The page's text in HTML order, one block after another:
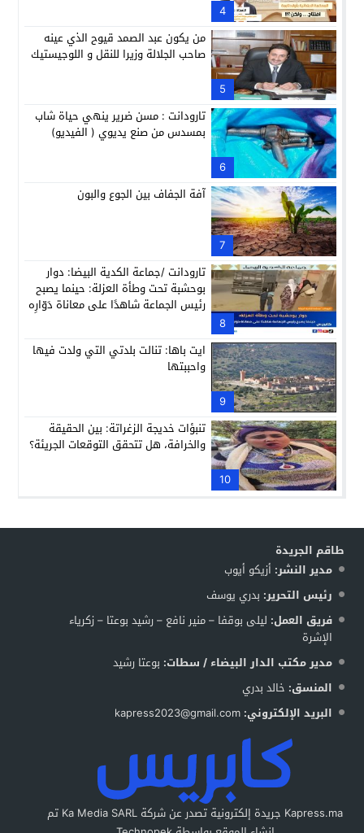
4
5
من يكون عبد الصمد قيوح الذي عينه
صاحب الجلالة وزيرا للنقل و اللوجيستيك
6
تارودانت : مسن ضرير ينهي حياة شاب
بمسدس من صنع يديوي ( الفيديو)
7
آفة الجفاف بين الجوع والبون
8
تارودانت /جماعة الكدية البيضا: دوار
بوحشبة تحت وطأة العزلة: حينما يصبح
رئيس الجماعة شاهدًا على معاناة دَوّارِه
9
ايت باها: تنالت بلدتي التي ولدت فيها
واحببتها
10
تنبؤات خديجة الزغراتة: بين الحقيقة
والخرافة، هل تتحقق التوقعات الجريئة؟
طاقم الجريدة
مدير النشر: أزيكو أيوب
رئيس التحرير: بدري يوسف
فريق العمل: ليلى بوقفا – منير نافع – رشيد بوعتا – زكرياء
الإشرة
مدير مكتب الدار البيضاء / سطات: بوعتا رشيد
المنسق: خالد بدري
البريد الإلكتروني: kapress2023@gmail.com
Kapress.ma جريدة إلكترونية تصدر عن شركة Ka Media SARL تم